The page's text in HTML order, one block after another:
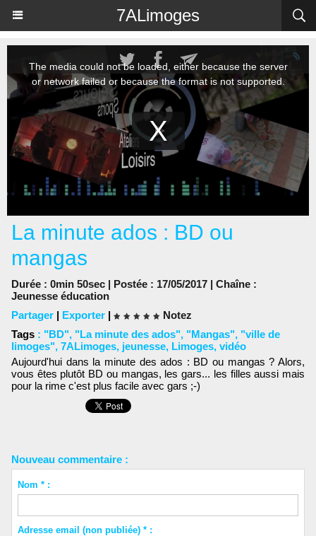
7ALimoges
La minute ados : BD ou
mangas
Durée : 0min 50sec | Postée : 17/05/2017 | Chaîne :
Jeunesse éducation
Partager | Exporter |
Notez
Tags : "BD", "La minute des ados", "Mangas", "ville de
limoges", 7ALimoges, jeunesse, Limoges, vidéo
Aujourd'hui dans la minute des ados : BD ou mangas ? Alors,
vous êtes plutôt BD ou mangas, les gars... les filles aussi mais
pour la rime c'est plus facile avec gars ;-)
Nouveau commentaire :
Nom * :
Adresse email (non publiée) * :